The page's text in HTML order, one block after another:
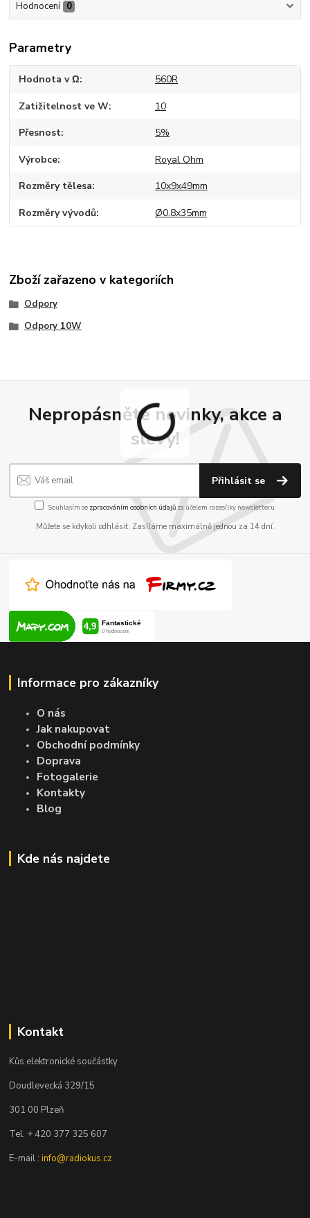
Hodnocení 0
Parametry
Hodnota v Ω 560R
Zatižitelnost ve W 10
Přesnost 5%
Výrobce Royal Ohm
Rozměry tělesa 10x9x49mm
Rozměry vývodů Ø0.8x35mm
Zboží zařazeno v kategoriích
Odpory
Odpory 10W
Nepropásněte novinky, akce a
slevy!
Přihlásit se
Souhlasím se zpracováním osobních údajůza účelem rozesílky newsletteru.
Můžete se kdykoli odhlásit. Zasíláme maximálně jednou za 14 dní.
Informace pro zákazníky
O nás
Jak nakupovat
Obchodní podmínky
Doprava
Fotogalerie
Kontakty
Blog
Kde nás najdete
Kontakt
Kůs elektronické součástky
Doudlevecká 329/15
301 00 Plzeň
Tel. + 420 377 325 607
E-mail :info@radiokus.cz